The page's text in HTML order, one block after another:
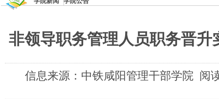
非领导职务管理人员职务晋升
信息来源：中铁咸阳管理干部学院 阅